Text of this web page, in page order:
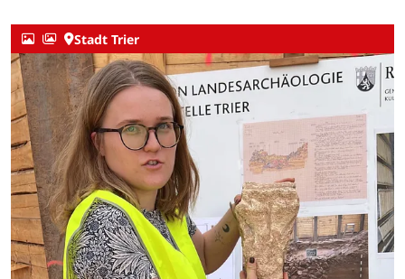
Stadt Trier